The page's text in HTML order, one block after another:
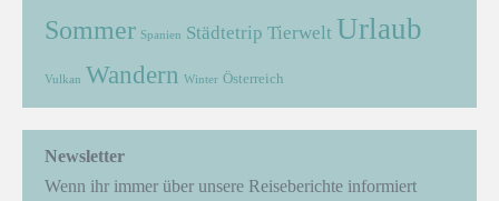
Sommer Spanien Städtetrip Tierwelt Urlaub
Vulkan Wandern Winter Österreich
Newsletter
Wenn ihr immer über unsere Reiseberichte informiert